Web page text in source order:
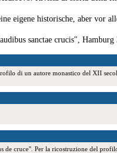
eigene historische, aber vor
sanctae crucis", Hamburg
di un autore monastico del XII
cruce". Per la ricostruzione del